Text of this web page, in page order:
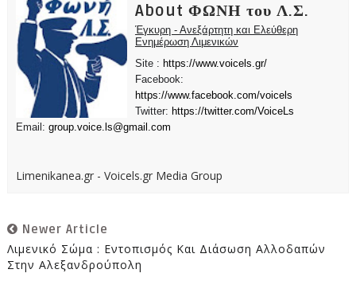
About ΦΩΝΗ του Λ.Σ.
Έγκυρη - Ανεξάρτητη και Ελεύθερη
Ενημέρωση Λιμενικών
Site : https://www.voicels.gr/
Facebook:
https://www.facebook.com/voicels
Twitter: https://twitter.com/VoiceLs
Email: group.voice.ls@gmail.com
Limenikanea.gr - Voicels.gr Media Group
Newer Article
Λιμενικό Σώμα : Εντοπισμός Και Διάσωση Αλλοδαπών
Στην Αλεξανδρούπολη